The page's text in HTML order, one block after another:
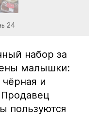
24
набор за
малышки:
и
пользуются